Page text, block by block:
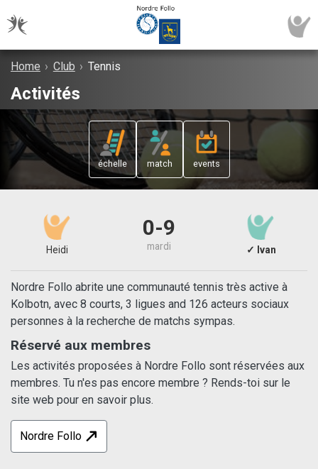
Home › Club › Tennis
Activités
échelle match events
Heidi
0-9
mardi ✓ Ivan
Nordre Follo abrite une communauté tennis très active à
Kolbotn, avec 8 courts, 3 ligues and 126 acteurs sociaux
personnes à la recherche de matchs sympas.
Réservé aux membres
Les activités proposées à Nordre Follo sont réservées aux
membres. Tu n'es pas encore membre ? Rends-toi sur le
site web pour en savoir plus.
Nordre Follo